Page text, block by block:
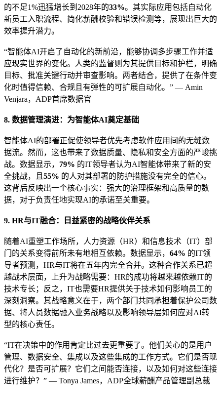
的不足1%迅猛增长到2028年的33%。其实际应用包括自动化
新员工入职流程、简化薪酬校验和错误检测等，展现出巨大的
效率提升潜力。
“智能体AI开启了自动化的新前沿，能够协调多步骤工作并适
应现实世界的变化。人类的监督则为其提供目标和护栏，明确
目标、批准关键行动并审查影响。两者结合，提供了在条件变
化时值得信赖、合规且有弹性的可扩展自动化。” — Amin
Venjara，ADP首席数据官
8. 数据管理演进：为智能体AI奠定基础
智能体AI的部署正促使领导者优先考虑软件应用间的无缝数
据流。然而，这也带来了数据质量、隐私和安全方面的严峻挑
战。数据显示， 79% 的IT领导者认为AI智能体带来了新的安
全挑战，且 55% 的人对其部署的防护措施没有完全的信心。
这背后反映出一个核心事实：强大的治理框架和高质量的数
据，对于负责任地实现AI的承诺至关重要。
9. HR与IT融合：日益紧密的战略伙伴关系
随着AI重塑工作场所，人力资源（HR）和信息技术（IT）部
门的关系变得前所未有地相互依赖。数据显示， 64% 的IT领
导者预测，HR与IT将在五年内完全合并。这种合作关系已超
越战术层面，上升为战略需要：HR的成功将越来越依赖IT的
技术专长；反之，IT也需要HR提供关于技术如何影响员工的
深刻洞察。其战略意义在于，两个部门共同承担着保护公司数
据、将人员数据融入业务战略以及影响领导层如何应对AI转
型的核心责任。
“IT在决策中的作用肯定比过去更重要了。他们关心的是用户
管理、数据安全、集成以及这些集成的工作方式。它们是否现
代化？是否可扩展？它们之间能否连接，以及如何对这些连接
进行维护？” — Tonya James，ADP全球薪酬产品管理副总裁